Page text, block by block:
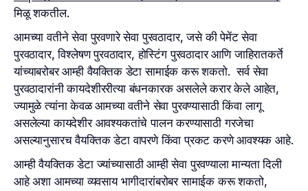
मिळू शकतील.
आमच्या वतीने सेवा पुरवणारे सेवा पुरवठादार, जसे की पेमेंट सेवा
पुरवठादार, विश्लेषण पुरवठादार, होस्टिंग पुरवठादार आणि जाहिरातकर्ते
यांच्याबरोबर आम्ही वैयक्तिक डेटा सामाईक करू शकतो. सर्व सेवा
पुरवठादारांनी कायदेशीररीत्या बंधनकारक असलेले करार केले आहेत,
ज्यामुळे त्यांना केवळ आमच्या वतीने सेवा पुरवण्यासाठी किंवा लागू
असलेल्या कायदेशीर आवश्यकतांचे पालन करण्यासाठी गरजेचा
असल्यानुसारच वैयक्तिक डेटा वापरणे किंवा प्रकट करणे आवश्यक आहे.
आम्ही वैयक्तिक डेटा ज्यांच्यासाठी आम्ही सेवा पुरवण्याला मान्यता दिली
आहे अशा आमच्या व्यवसाय भागीदारांबरोबर सामाईक करू शकतो,